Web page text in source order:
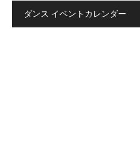
ダンス イベントカレンダー